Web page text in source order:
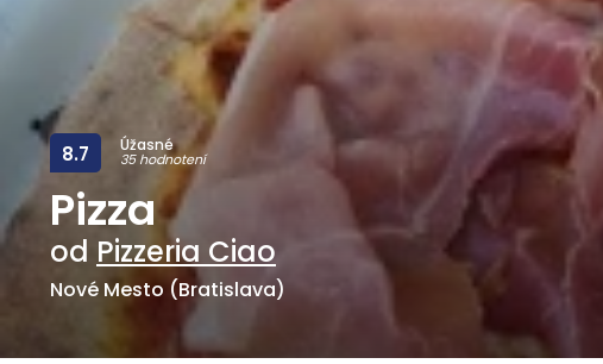
Úžasné
35 hodnotení
8.7
Pizza
od Pizzeria Ciao
Nové Mesto (Bratislava)